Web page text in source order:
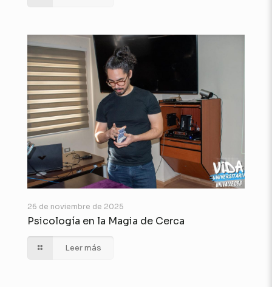
26 de noviembre de 2025
Psicología en la Magia de Cerca
Leer más